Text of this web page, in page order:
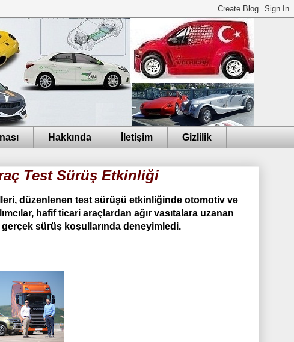
Hakkında İletişim Gizlilik
Test Sürüş Etkinliği
düzenlenen test sürüşü etkinliğinde otomotiv ve
hafif ticari araçlardan ağır vasıtalara uzanan
gerçek sürüş koşullarında deneyimledi.